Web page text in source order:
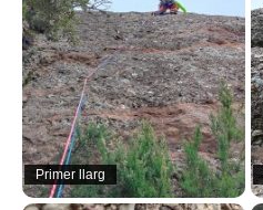
Primer llarg